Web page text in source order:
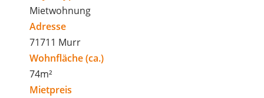
Mietwohnung
Adresse
71711 Murr
Wohnfläche (ca.)
74m²
Mietpreis